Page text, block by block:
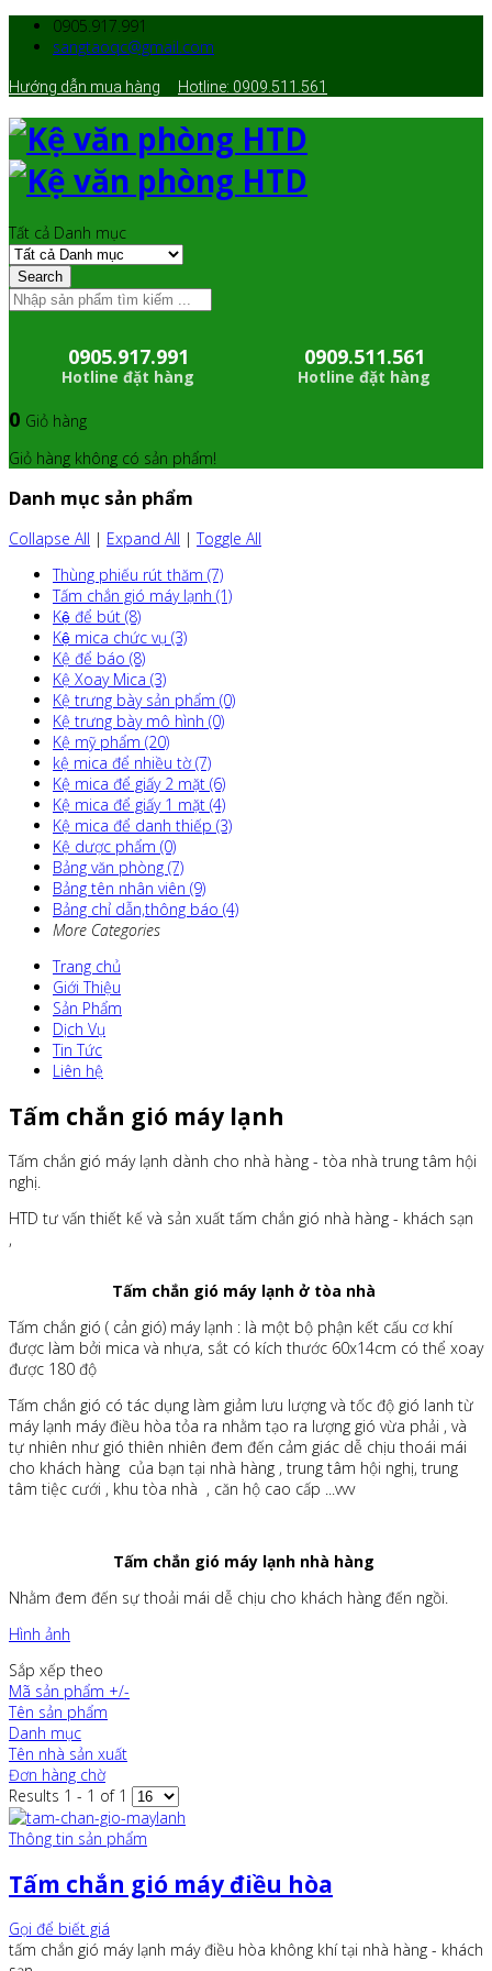
0905.917.991
sangtaoqc@gmail.com
Hướng dẫn mua hàng Hotline: 0909.511.561
Tất cả Danh mục
Search
0905.917.991
Hotline đặt hàng
0909.511.561
Hotline đặt hàng
0 Giỏ hàng
Giỏ hàng không có sản phẩm!
Danh mục sản phẩm
Collapse All | Expand All |Toggle All
Thùng phiếu rút thăm (7)
Tấm chắn gió máy lạnh (1)
Kệ để bút (8)
Kệ mica chức vụ (3)
Kệ để báo (8)
Kệ Xoay Mica (3)
Kệ trưng bày sản phẩm (0)
Kệ trưng bày mô hình (0)
Kệ mỹ phẩm (20)
kệ mica để nhiều tờ (7)
Kệ mica để giấy 2 mặt (6)
Kệ mica để giấy 1 mặt (4)
Kệ mica để danh thiếp (3)
Kệ dược phẩm (0)
Bảng văn phòng (7)
Bảng tên nhân viên (9)
Bảng chỉ dẫn,thông báo (4)
More Categories
Trang chủ
Giới Thiệu
Sản Phẩm
Dịch Vụ
Tin Tức
Liên hệ
Tấm chắn gió máy lạnh
Tấm chắn gió máy lạnh dành cho nhà hàng - tòa nhà trung tâm hội
nghị.
HTD tư vấn thiết kế và sản xuất tấm chắn gió nhà hàng - khách sạn
,
Tấm chắn gió máy lạnh ở tòa nhà
Tấm chắn gió ( cản gió) máy lạnh : là một bộ phận kết cấu cơ khí
được làm bởi mica và nhựa, sắt có kích thước 60x14cm có thể xoay
được 180 độ
Tấm chắn gió có tác dụng làm giảm lưu lượng và tốc độ gió lanh từ
máy lạnh máy điều hòa tỏa ra nhằm tạo ra lượng gió vừa phải , và
tự nhiên như gió thiên nhiên đem đến cảm giác dễ chịu thoái mái
cho khách hàng của bạn tại nhà hàng , trung tâm hội nghị, trung
tâm tiệc cưới , khu tòa nhà , căn hộ cao cấp ...vvv
Tấm chắn gió máy lạnh nhà hàng
Nhằm đem đến sự thoải mái dễ chịu cho khách hàng đến ngồi.
Hình ảnh
Sắp xếp theo
Mã sản phẩm +/-
Tên sản phẩm
Danh mục
Tên nhà sản xuất
Đơn hàng chờ
Results 1 - 1 of 1
Thông tin sản phẩm
Tấm chắn gió máy điều hòa
Gọi để biết giá
tấm chắn gió máy lạnh máy điều hòa không khí tại nhà hàng - khách